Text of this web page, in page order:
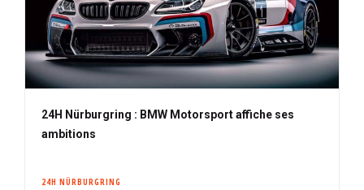
24H Nürburgring : BMW Motorsport affiche ses
ambitions
24H NÜRBURGRING